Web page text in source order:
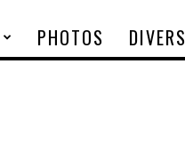
PHOTOS DIVERS